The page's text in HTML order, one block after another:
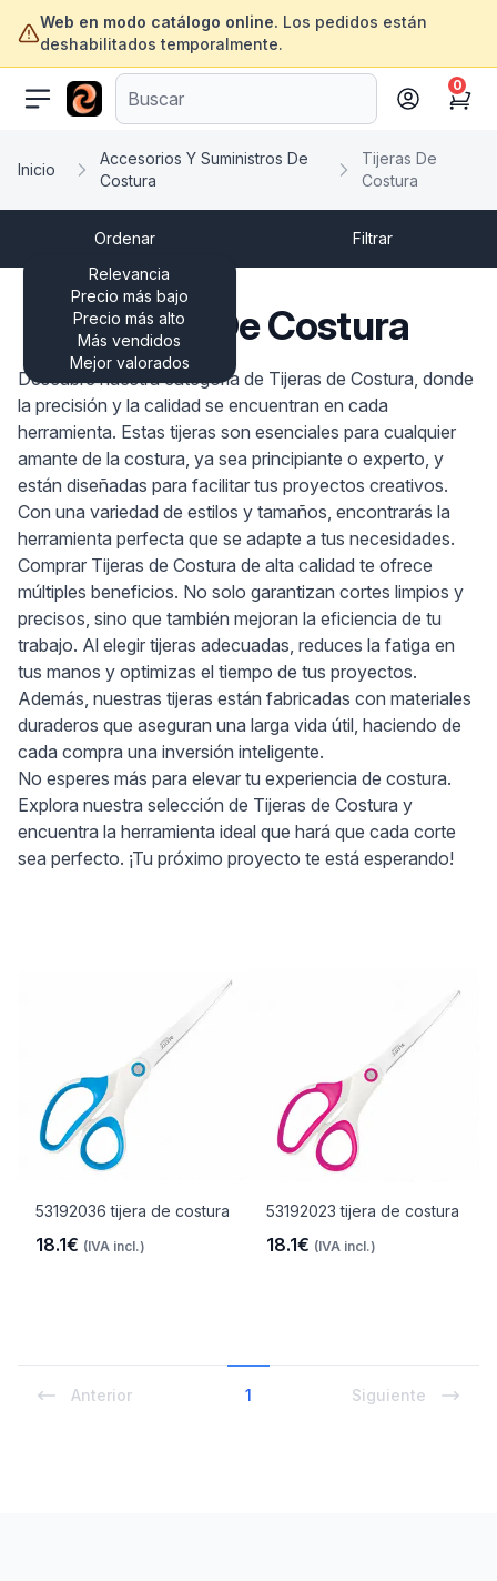
Web en modo catálogo online. Los pedidos están
deshabilitados temporalmente.
ofertasinformatica.com
Cart
0
Inicio
Accesorios Y Suministros De
Costura
Tijeras De
Costura
Ordenar
Relevancia
Precio más bajo
Precio más alto
Más vendidos
Mejor valorados
Filtrar
Tijeras De Costura
Descubre nuestra categoría de Tijeras de Costura, donde
la precisión y la calidad se encuentran en cada
herramienta. Estas tijeras son esenciales para cualquier
amante de la costura, ya sea principiante o experto, y
están diseñadas para facilitar tus proyectos creativos.
Con una variedad de estilos y tamaños, encontrarás la
herramienta perfecta que se adapte a tus necesidades.
Comprar Tijeras de Costura de alta calidad te ofrece
múltiples beneficios. No solo garantizan cortes limpios y
precisos, sino que también mejoran la eficiencia de tu
trabajo. Al elegir tijeras adecuadas, reduces la fatiga en
tus manos y optimizas el tiempo de tus proyectos.
Además, nuestras tijeras están fabricadas con materiales
duraderos que aseguran una larga vida útil, haciendo de
cada compra una inversión inteligente.
No esperes más para elevar tu experiencia de costura.
Explora nuestra selección de Tijeras de Costura y
encuentra la herramienta ideal que hará que cada corte
sea perfecto. ¡Tu próximo proyecto te está esperando!
53192036 tijera de costura
18.1€ (IVA incl.)
53192023 tijera de costura
18.1€ (IVA incl.)
Anterior 1 Siguiente